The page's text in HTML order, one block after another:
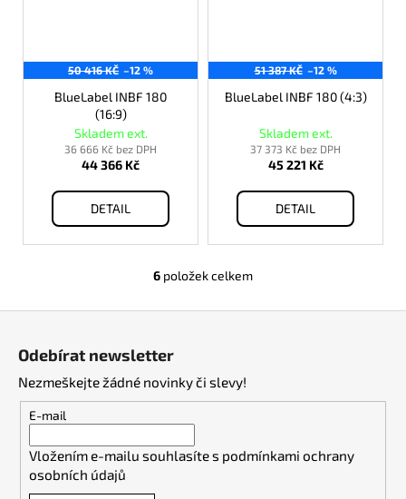
50 416 KČ –12 %
BlueLabel INBF 180
(16:9)
Skladem ext.
36 666 Kč bez DPH
44 366 Kč
DETAIL
51 387 KČ –12 %
BlueLabel INBF 180 (4:3)
Skladem ext.
37 373 Kč bez DPH
45 221 Kč
DETAIL
O
a
c
r
6 položek celkem
Odebírat newsletter
Nezmeškejte žádné novinky či slevy!
E-mail
Vložením e-mailu souhlasíte s podmínkami ochrany
osobních údajů